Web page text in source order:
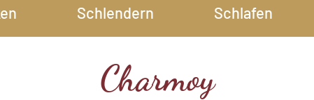
Schlendern Schlafen
Charmoy